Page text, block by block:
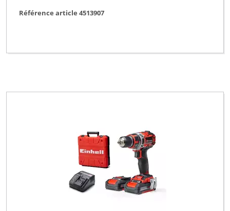
Référence article 4513907